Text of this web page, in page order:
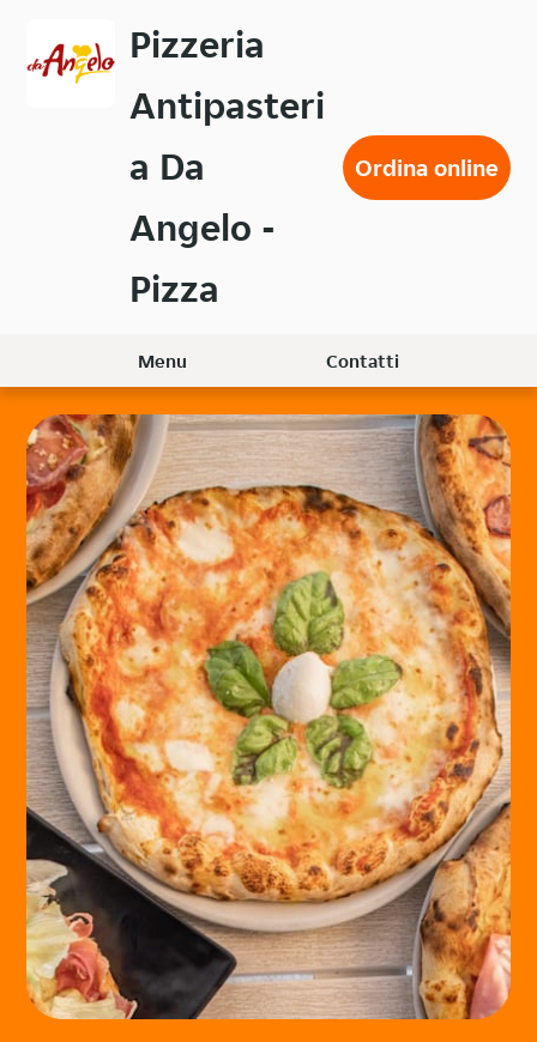
contenuto
Pizzeria
Antipasteri
a Da
Angelo -
Pizza
Ordina online
Menu Contatti